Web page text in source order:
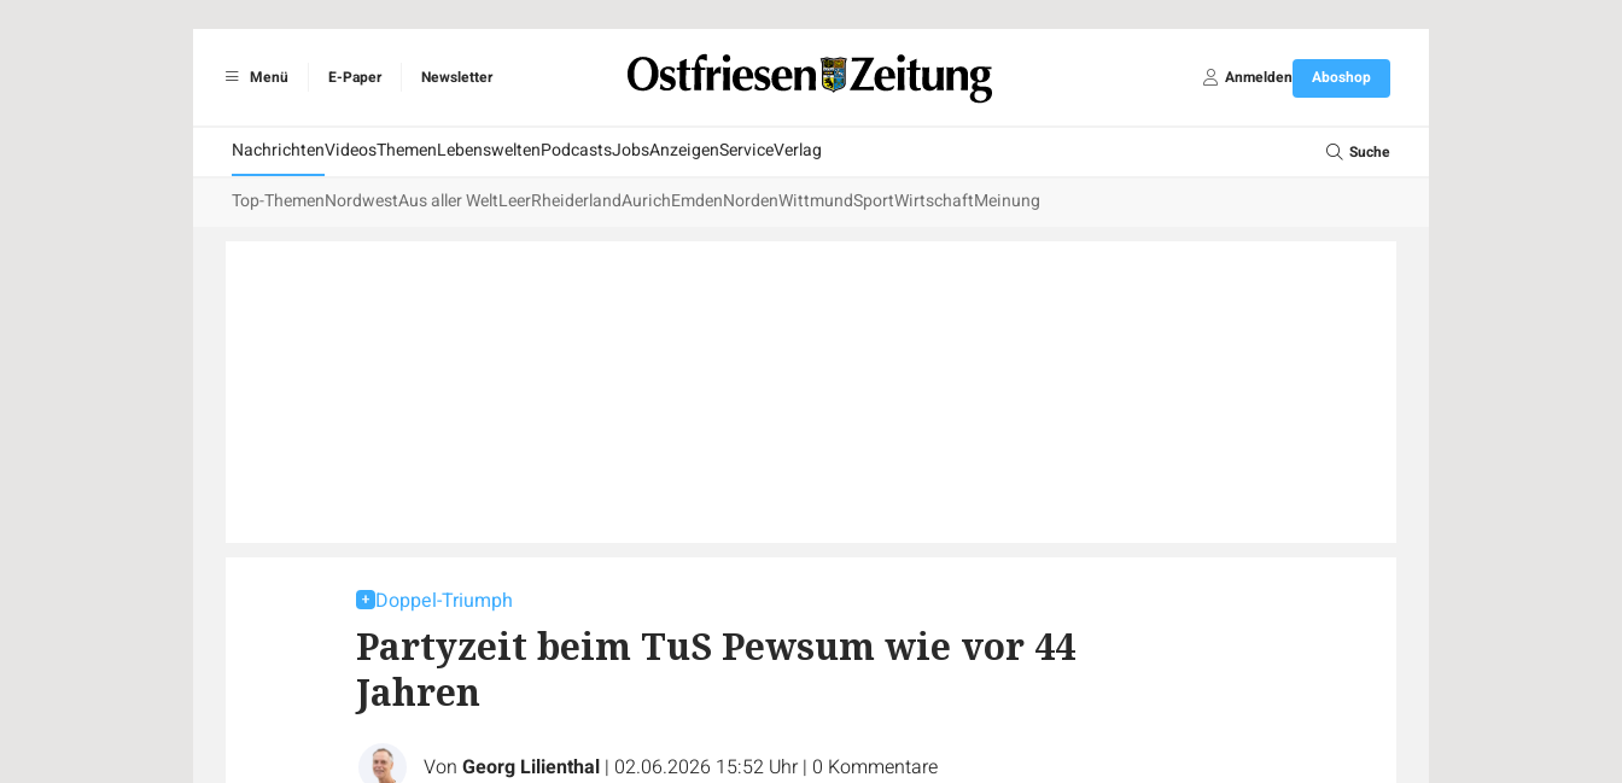
Menü E-Paper Newsletter Anmelden Aboshop
NachrichtenVideosThemenLebensweltenPodcastsJobsAnzeigenServiceVerlag Suche
Top-ThemenNordwestAus aller WeltLeerRheiderlandAurichEmdenNordenWittmundSportWirtschaftMeinung
Doppel-Triumph
Partyzeit beim TuS Pewsum wie vor 44
Jahren
Von Georg Lilienthal | 02.06.2026 15:52 Uhr | 0 Kommentare